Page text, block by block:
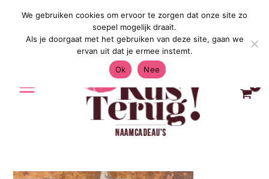
Gratis Verzending in Nederland &
We gebruiken cookies om ervoor te zorgen dat onze site zo
soepel mogelijk draait.
Als je doorgaat met het gebruiken van deze site, gaan we
ervan uit dat je ermee instemt.
Ok
Nee